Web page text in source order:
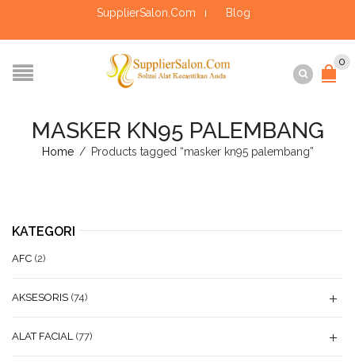
SupplierSalon.Com Blog
0
MASKER KN95 PALEMBANG
Home / Products tagged “masker kn95 palembang”
KATEGORI
AFC (2)
AKSESORIS (74)
ALAT FACIAL (77)